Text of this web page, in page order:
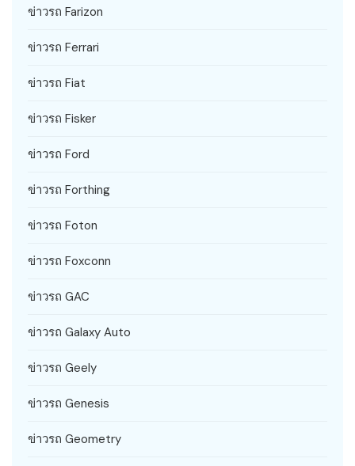
ข่าวรถ Farizon
ข่าวรถ Ferrari
ข่าวรถ Fiat
ข่าวรถ Fisker
ข่าวรถ Ford
ข่าวรถ Forthing
ข่าวรถ Foton
ข่าวรถ Foxconn
ข่าวรถ GAC
ข่าวรถ Galaxy Auto
ข่าวรถ Geely
ข่าวรถ Genesis
ข่าวรถ Geometry